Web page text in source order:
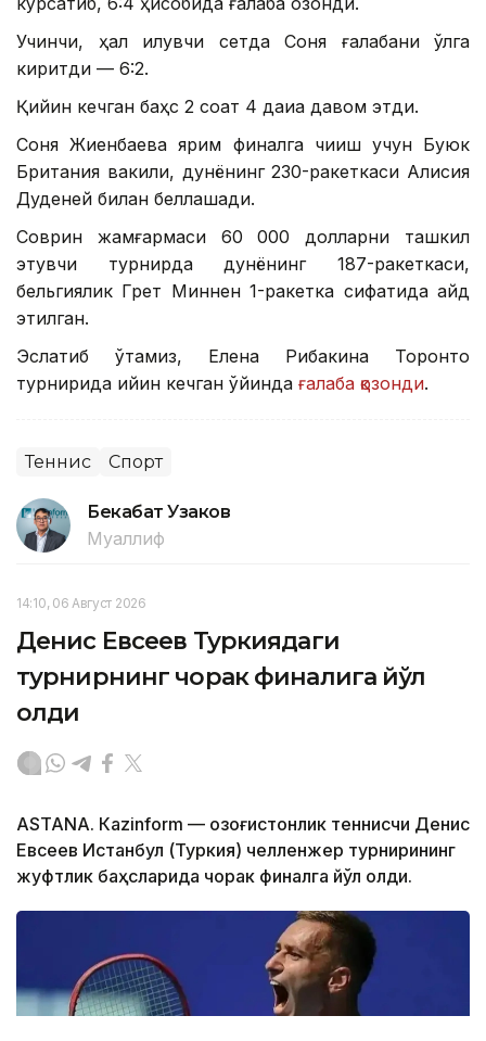
Учинчи, ҳал қилувчи сетда Соня ғалабани қўлга
киритди — 6:2.
Қийин кечган баҳс 2 соат 4 дақиқа давом этди.
Соня Жиенбаева ярим финалга чиқиш учун Буюк
Британия вакили, дунёнинг 230-ракеткаси Алисия
Дуденей билан беллашади.
Соврин жамғармаси 60 000 долларни ташкил
этувчи турнирда дунёнинг 187-ракеткаси,
бельгиялик Грет Миннен 1-ракетка сифатида қайд
этилган.
Эслатиб ўтамиз, Елена Рибакина Торонто
турнирида қийин кечган ўйинда ғалаба қозонди.
Теннис Спорт
Бекабат Узаков
Муаллиф
14:10, 06 Август 2026
Денис Евсеев Туркиядаги
турнирнинг чорак финалига йўл
олди
ASTANА. Кazinform — Қозоғистонлик теннисчи Денис
Евсеев Истанбул (Туркия) челленжер турнирининг
жуфтлик баҳсларида чорак финалга йўл олди.